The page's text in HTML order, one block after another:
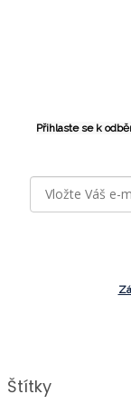
Přihlaste se k
Štítky